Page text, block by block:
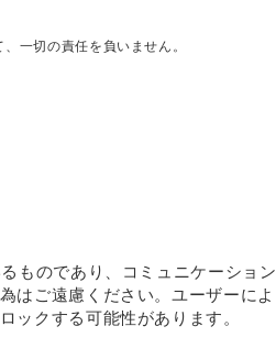
一切の責任を負いません。
ものであり、コミュニケーション
はご遠慮ください。ユーザーによ
ックする可能性があります。